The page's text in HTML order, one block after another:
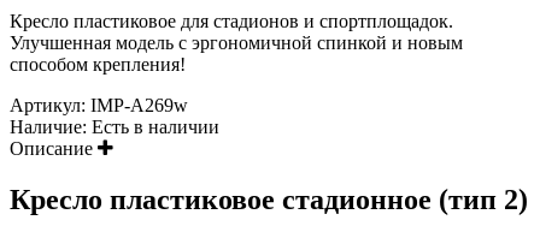
Кресло пластиковое для стадионов и спортплощадок.
Улучшенная модель с эргономичной спинкой и новым
способом крепления!
Артикул: IMP-A269w
Наличие: Есть в наличии
Описание
Кресло пластиковое стадионное (тип 2)